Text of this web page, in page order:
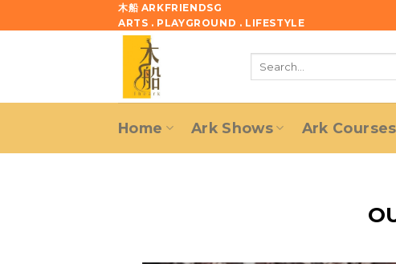
to
木船 ARKFRIENDSG
ARTS . PLAYGROUND . LIFESTYLE
Home Ark Shows Ark Courses